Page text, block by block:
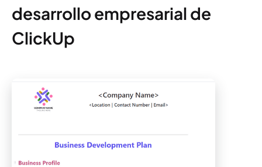
desarrollo empresarial de
ClickUp